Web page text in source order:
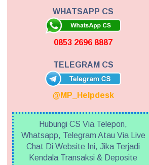
WHATSAPP CS
0853 2696 8887
TELEGRAM CS
@MP_Helpdesk
Hubungi CS Via Telepon,
Whatsapp, Telegram Atau Via Live
Chat Di Website Ini, Jika Terjadi
Kendala Transaksi & Deposite